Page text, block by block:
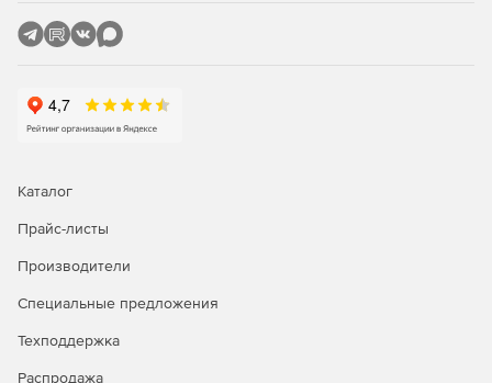
Управление закупками и контрактами.
управление активами +управление проектами.
Управление проблемами.
Управление изменениями.
Управление ИТ-проектами.
Каталог
Прайс-листы
Производители
Специальные предложения
Техподдержка
Распродажа